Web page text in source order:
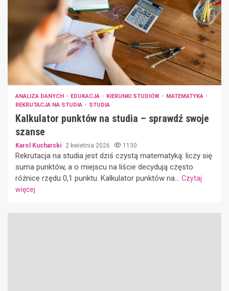
ANALIZA DANYCH EDUKACJA KIERUNKI STUDIÓW
MATEMATYKA
REKRUTACJA NA STUDIA
STUDIA
Kalkulator punktów na studia – sprawdź swoje
szanse
Karol Kucharski 2 kwietnia 2026 1130
Rekrutacja na studia jest dziś czystą matematyką: liczy się
suma punktów, a o miejscu na liście decydują często
różnice rzędu 0,1 punktu. Kalkulator punktów na... Czytaj
więcej